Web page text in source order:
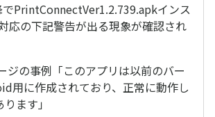
PrintConnectVer1.2.739.apkインス
応の下記警告が出る現象が確認され
ジの事例「このアプリは以前のバー
用に作成されており、正常に動作し
ます」